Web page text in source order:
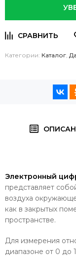
Категории: Каталог
Электронный
представляет
воздуха
как в закрытых
пространстве.
Для измерения
диапазоне от 0 до